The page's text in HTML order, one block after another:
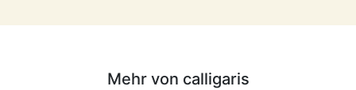
Mehr von calligaris